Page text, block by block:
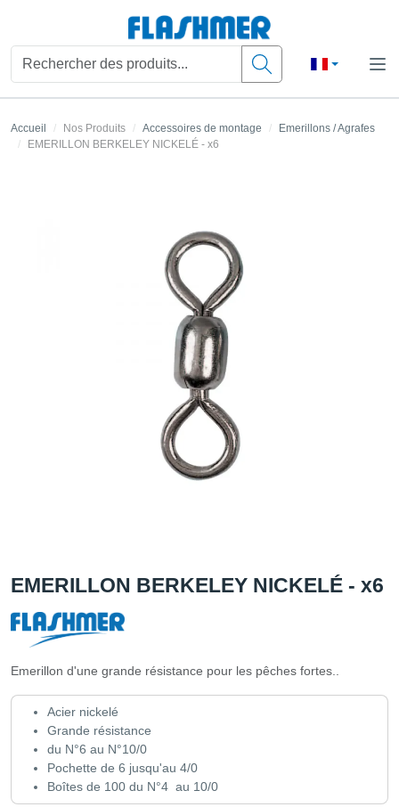
Accueil Nos Produits Accessoires de montage
Emerillons / Agrafes
EMERILLON BERKELEY NICKELÉ - x6
EMERILLON BERKELEY NICKELÉ - x6
Emerillon d'une grande résistance pour les pêches fortes..
Acier nickelé
Grande résistance
du N°6 au N°10/0
Pochette de 6 jusqu'au 4/0
Boîtes de 100 du N°4 au 10/0